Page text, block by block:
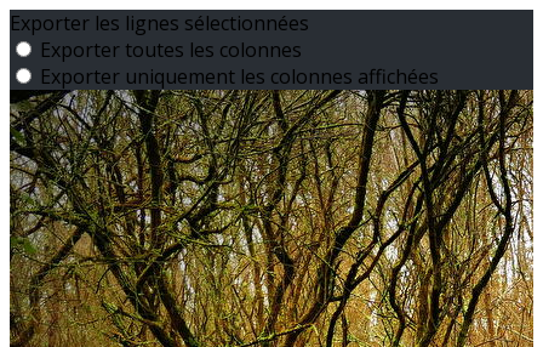
Exporter les lignes sélectionnées
Exporter toutes les colonnes
Exporter uniquement les colonnes affichées